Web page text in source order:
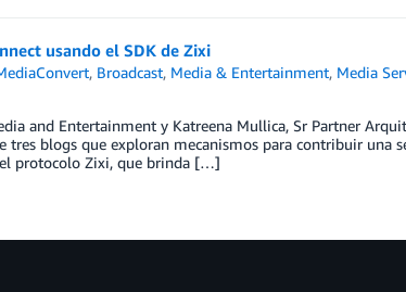
usando el SDK de Zixi
, Broadcast, Media & Entertainment, Media
and Entertainment y Katreena Mullica, Sr Partner
blogs que exploran mecanismos para contribuir una
protocolo Zixi, que brinda […]